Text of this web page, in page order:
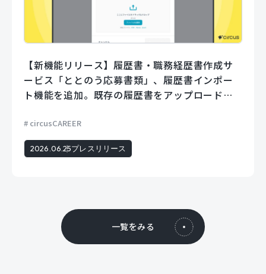
一覧をみる
【新機能リリース】履歴書・職務経歴書作成サ
ービス「ととのう応募書類」、履歴書インポー
ト機能を追加。既存の履歴書をアップロードす
circusCAREER
2026.06.25プレスリリース